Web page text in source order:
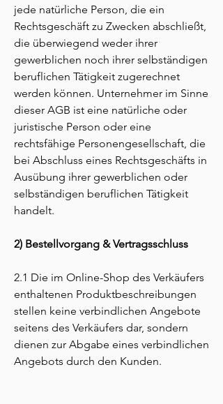
jede natürliche Person, die ein
Rechtsgeschäft zu Zwecken abschließt,
die überwiegend weder ihrer
gewerblichen noch ihrer selbständigen
beruflichen Tätigkeit zugerechnet
werden können. Unternehmer im Sinne
dieser AGB ist eine natürliche oder
juristische Person oder eine
rechtsfähige Personengesellschaft, die
bei Abschluss eines Rechtsgeschäfts in
Ausübung ihrer gewerblichen oder
selbständigen beruflichen Tätigkeit
handelt.
2) Bestellvorgang & Vertragsschluss
2.1 Die im Online-Shop des Verkäufers
enthaltenen Produktbeschreibungen
stellen keine verbindlichen Angebote
seitens des Verkäufers dar, sondern
dienen zur Abgabe eines verbindlichen
Angebots durch den Kunden.